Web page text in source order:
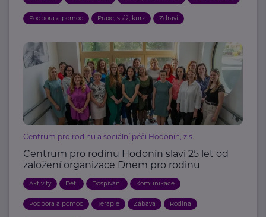
Podpora a pomoc Praxe, stáž, kurz Zdraví
Centrum pro rodinu a sociální péči Hodonín, z.s.
Centrum pro rodinu Hodonín slaví 25 let od
založení organizace Dnem pro rodinu
Aktivity Děti Dospívání Komunikace
Podpora a pomoc Terapie Zábava Rodina